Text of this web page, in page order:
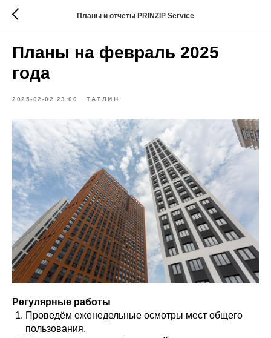
Планы и отчёты PRINZIP Service
Планы на февраль 2025
года
2025-02-02 23:00 ТАТЛИН
Регулярные работы
Проведём еженедельные осмотры мест общего
пользования.